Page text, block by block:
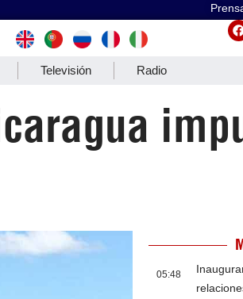
Televisión Radio
05:48